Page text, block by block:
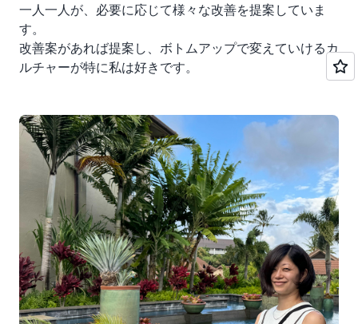
一人一人が、必要に応じて様々な改善を提案していま
す。
改善案があれば提案し、ボトムアップで変えていけるカ
ルチャーが特に私は好きです。